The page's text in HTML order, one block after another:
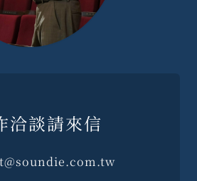
洽談請來信